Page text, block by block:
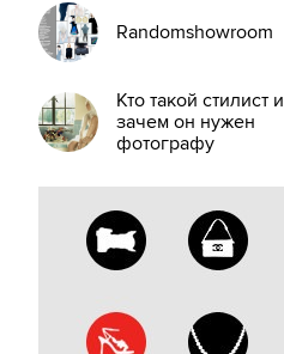
Randomshowroom
Кто такой стилист и
зачем он нужен
фотографу